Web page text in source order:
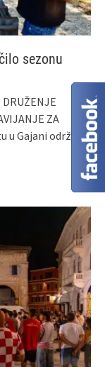
sezonu
ZA
u Gajani održano